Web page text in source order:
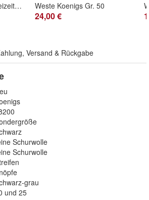
Weste Herrenweste Freizeitweste Stoffrücken Koenigs Gr. 52 Weste Koenigs Gr. 50
24,00 €
Versand & Rückgabe
Schurwolle
Schurwolle
grau
50 und 25